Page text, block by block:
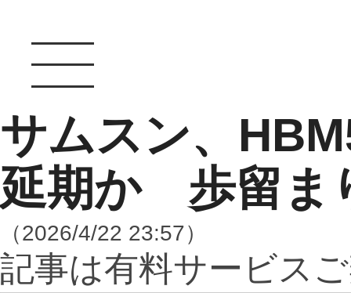
サムスン、
延期か 歩留ま
（2026/4/22 23:57）
記事は有料サービス